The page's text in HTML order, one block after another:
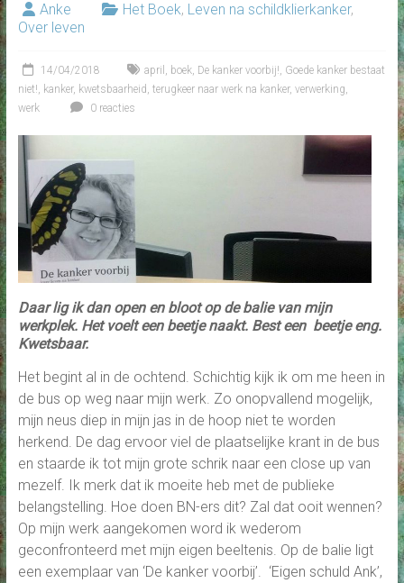
Anke Het Boek, Leven na schildklierkanker,
Over leven
14/04/2018 april , boek, De kanker voorbij!, Goede kanker bestaat
niet!, kanker, kwetsbaarheid , terugkeer naar werk na kanker, verwerking,
werk
0 reacties
Daar lig ik dan open en bloot op de balie van mijn
werkplek. Het voelt een beetje naakt. Best een beetje eng.
Kwetsbaar.
Het begint al in de ochtend. Schichtig kijk ik om me heen in
de bus op weg naar mijn werk. Zo onopvallend mogelijk,
mijn neus diep in mijn jas in de hoop niet te worden
herkend. De dag ervoor viel de plaatselijke krant in de bus
en staarde ik tot mijn grote schrik naar een close up van
mezelf. Ik merk dat ik moeite heb met de publieke
belangstelling. Hoe doen BN-ers dit? Zal dat ooit wennen?
Op mijn werk aangekomen word ik wederom
geconfronteerd met mijn eigen beeltenis. Op de balie ligt
een exemplaar van ‘De kanker voorbij’. ‘Eigen schuld Ank’,